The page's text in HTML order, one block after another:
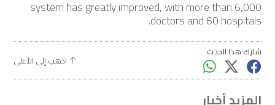
system has greatly improved, with more than 6,000
doctors and 60 hospitals.
شارك هذا الحدث
اذهب إلى الأعلى
المزيد أخبار